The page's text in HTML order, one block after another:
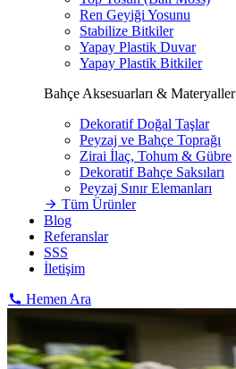
Ren Geyiği Yosunu
Stabilize Bitkiler
Yapay Plastik Duvar
Yapay Plastik Bitkiler
Bahçe Aksesuarları & Materyaller
Dekoratif Doğal Taşlar
Peyzaj ve Bahçe Toprağı
Zirai İlaç, Tohum & Gübre
Dekoratif Bahçe Saksıları
Peyzaj Sınır Elemanları
Tüm Ürünler
Blog
Referanslar
SSS
İletişim
Hemen Ara